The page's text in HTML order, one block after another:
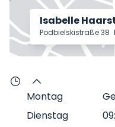
Isabelle
Podbielskistraße 38
Montag
Dienstag